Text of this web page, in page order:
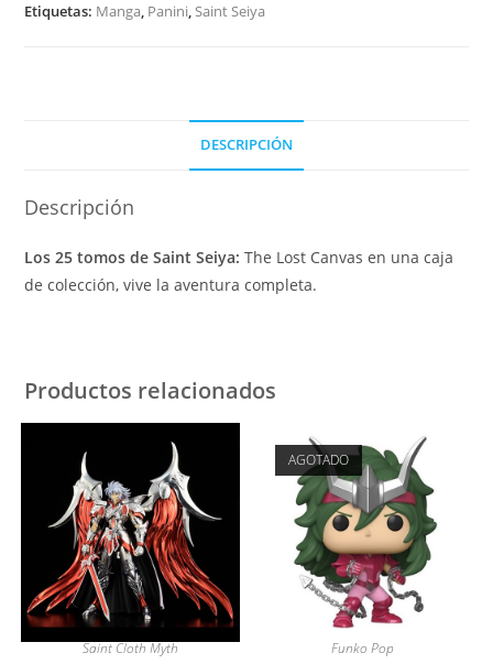
Etiquetas: Manga, Panini,Saint Seiya
DESCRIPCIÓN
Descripción
Los 25 tomos de Saint Seiya: The Lost Canvas en una caja
de colección, vive la aventura completa.
Productos relacionados
Saint Cloth Myth
AGOTADO
Funko Pop